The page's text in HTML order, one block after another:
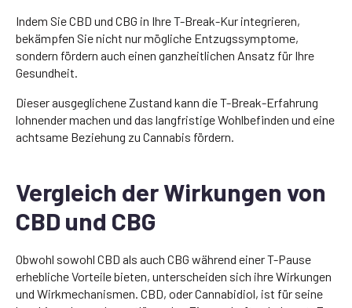
Indem Sie CBD und CBG in Ihre T-Break-Kur integrieren,
bekämpfen Sie nicht nur mögliche Entzugssymptome,
sondern fördern auch einen ganzheitlichen Ansatz für Ihre
Gesundheit.
Dieser ausgeglichene Zustand kann die T-Break-Erfahrung
lohnender machen und das langfristige Wohlbefinden und eine
achtsame Beziehung zu Cannabis fördern.
Vergleich der Wirkungen von
CBD und CBG
Obwohl sowohl CBD als auch CBG während einer T-Pause
erhebliche Vorteile bieten, unterscheiden sich ihre Wirkungen
und Wirkmechanismen. CBD, oder Cannabidiol, ist für seine